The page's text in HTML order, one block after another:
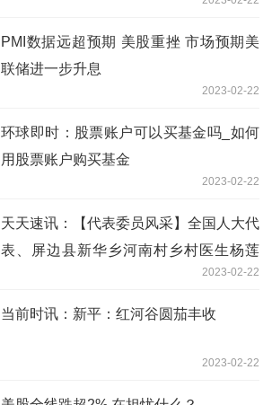
报告中称，下调上半年黄金价格预估至
1800美元/盎司
PMI数据远超预期 美股重挫 市场预期美
联储进一步升息
2023-02-22
环球即时：股票账户可以买基金吗_如何
用股票账户购买基金
2023-02-22
天天速讯：【代表委员风采】全国人大代
表、屏边县新华乡河南村乡村医生杨莲
2023-02-22
当前时讯：新平：红河谷圆茄丰收
2023-02-22